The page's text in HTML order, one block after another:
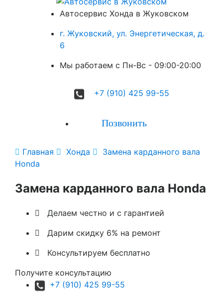
Автосервис Хонда в Жуковском
г. Жуковский, ул. Энергетическая, д.
6
Мы работаем с Пн-Вc - 09:00-20:00
+7 (910) 425 99-55
Позвонить
 Главная  Хонда 
Замена карданного вала
Honda
Замена карданного вала Honda
 Делаем честно и с гарантией
 Дарим скидку 6% на ремонт
 Консультируем бесплатно
Получите консультацию
+7 (910) 425 99-55